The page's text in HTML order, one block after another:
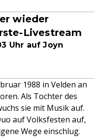
wieder
Livestream
Uhr auf Joyn
1988 in Velden an
Als Tochter des
sie mit Musik auf.
auf Volksfesten auf,
Wege einschlug.